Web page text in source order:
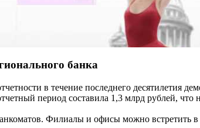
банка
в течение последнего десятилетия
период составила 1,3 млрд рублей,
Филиалы и офисы можно